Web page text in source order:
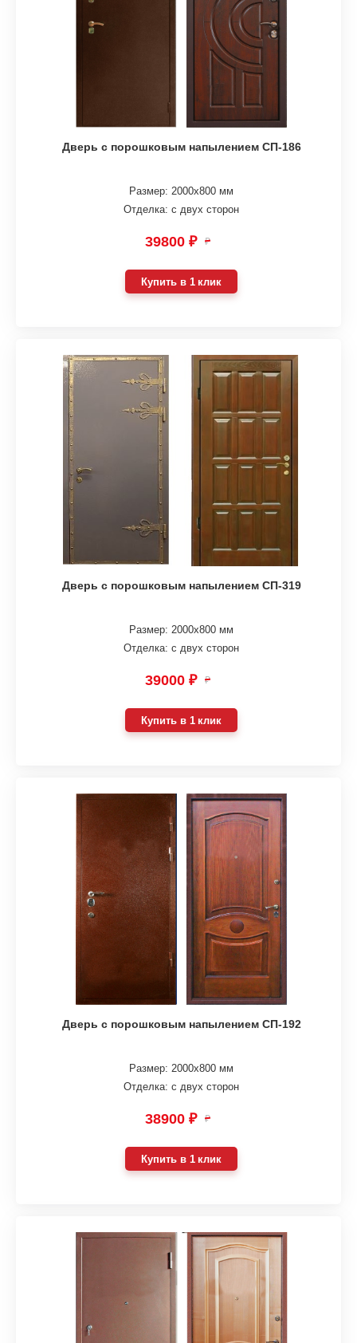
Дверь с порошковым напылением СП-186
Размер: 2000х800 мм
Отделка: с двух сторон
39800 ₽ ₽
Купить в 1 клик
Дверь с порошковым напылением СП-319
Размер: 2000х800 мм
Отделка: с двух сторон
39000 ₽ ₽
Купить в 1 клик
Дверь с порошковым напылением СП-192
Размер: 2000х800 мм
Отделка: с двух сторон
38900 ₽ ₽
Купить в 1 клик